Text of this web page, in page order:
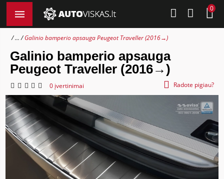
0
... Galinio bamperio apsauga Peugeot Traveller (2016→)
Galinio bamperio apsauga
Peugeot Traveller (2016→)
0 įvertinimai Radote pigiau?